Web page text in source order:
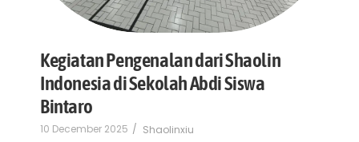
Kegiatan Pengenalan dari Shaolin
Indonesia di Sekolah Abdi Siswa
Bintaro
10 December 2025 / Shaolinxiu